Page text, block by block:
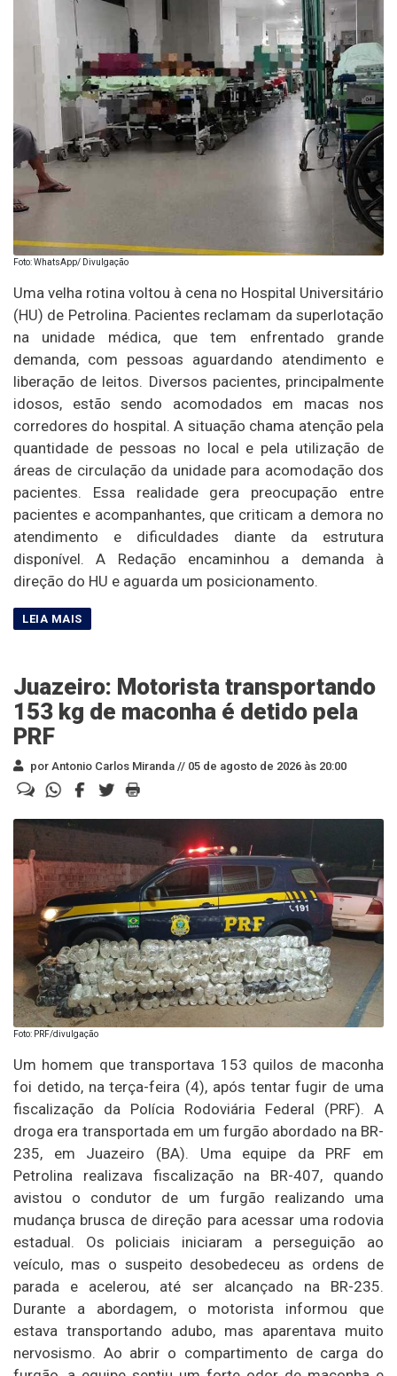
Foto: WhatsApp/ Divulgação
Uma velha rotina voltou à cena no Hospital Universitário
(HU) de Petrolina. Pacientes reclamam da superlotação
na unidade médica, que tem enfrentado grande
demanda, com pessoas aguardando atendimento e
liberação de leitos. Diversos pacientes, principalmente
idosos, estão sendo acomodados em macas nos
corredores do hospital. A situação chama atenção pela
quantidade de pessoas no local e pela utilização de
áreas de circulação da unidade para acomodação dos
pacientes. Essa realidade gera preocupação entre
pacientes e acompanhantes, que criticam a demora no
atendimento e dificuldades diante da estrutura
disponível. A Redação encaminhou a demanda à
direção do HU e aguarda um posicionamento.
Juazeiro: Motorista transportando
153 kg de maconha é detido pela
PRF
por Antonio Carlos Miranda // 05 de agosto de 2026 às 20:00
Foto: PRF/divulgação
Um homem que transportava 153 quilos de maconha
foi detido, na terça-feira (4), após tentar fugir de uma
fiscalização da Polícia Rodoviária Federal (PRF). A
droga era transportada em um furgão abordado na BR-
235, em Juazeiro (BA). Uma equipe da PRF em
Petrolina realizava fiscalização na BR-407, quando
avistou o condutor de um furgão realizando uma
mudança brusca de direção para acessar uma rodovia
estadual. Os policiais iniciaram a perseguição ao
veículo, mas o suspeito desobedeceu as ordens de
parada e acelerou, até ser alcançado na BR-235.
Durante a abordagem, o motorista informou que
estava transportando adubo, mas aparentava muito
nervosismo. Ao abrir o compartimento de carga do